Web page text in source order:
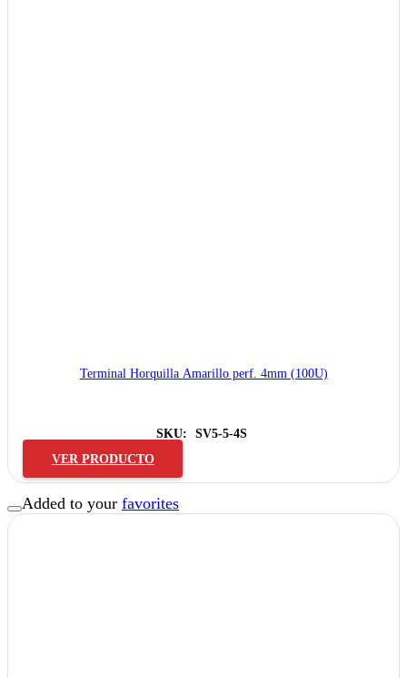
Terminal Horquilla Amarillo perf. 4mm (100U)
SKU:
SV5-5-4S
VER PRODUCTO
Added to your favorites